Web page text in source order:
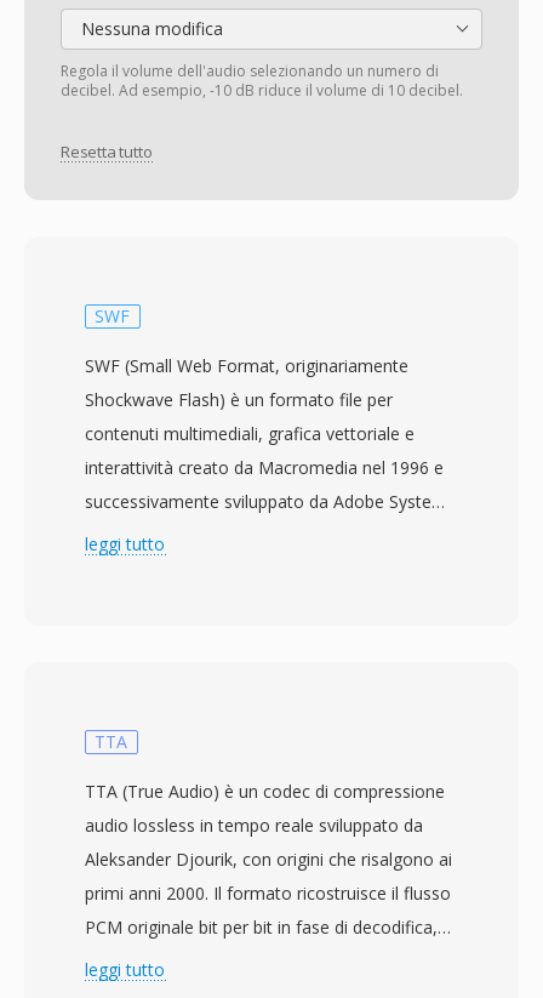
Nessuna modifica
Regola il volume dell'audio selezionando un numero di
decibel. Ad esempio, -10 dB riduce il volume di 10 decibel.
Resetta tutto
SWF
SWF (Small Web Format, originariamente
Shockwave Flash) è un formato file per
contenuti multimediali, grafica vettoriale e
interattività creato da Macromedia nel 1996 e
successivamente sviluppato da Adobe Systems
dopo l&#039;acquisizione di Macromedia nel
distribuzione web efficiente. Durante il suo
&#039;90 ai primi anni 2010, SWF ha
alimentato un vasto ecosistema di contenuti
web tra cui siti animati, banner pubblicitari,
giochi casual, applicazioni educative ed
esperienze multimediali interattive. Il motore di
rendering vettoriale consentiva animazioni
leggi tutto
TTA
TTA (True Audio) è un codec di compressione
audio lossless in tempo reale sviluppato da
Aleksander Djourik, con origini che risalgono ai
primi anni 2000. Il formato ricostruisce il flusso
PCM originale bit per bit in fase di decodifica,
garantendo che nessun dettaglio sonoro venga
leggi tutto